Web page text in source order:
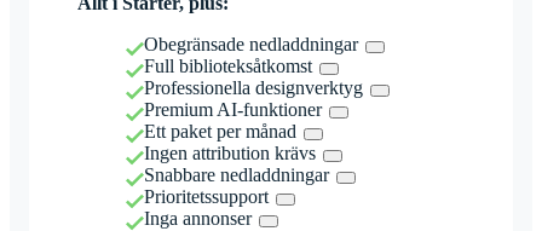
Obegränsade nedladdningar
Full biblioteksåtkomst
Professionella designverktyg
Premium AI-funktioner
Ett paket per månad
Ingen attribution krävs
Snabbare nedladdningar
Prioritetssupport
Inga annonser